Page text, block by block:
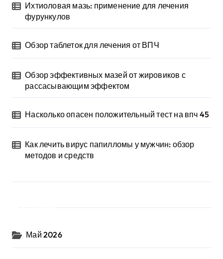
Ихтиоловая мазь: применение для лечения
фурункулов
Обзор таблеток для лечения от ВПЧ
Обзор эффективных мазей от жировиков с
рассасывающим эффектом
Насколько опасен положительный тест на впч 45
Как лечить вирус папилломы у мужчин: обзор
методов и средств
Май 2026